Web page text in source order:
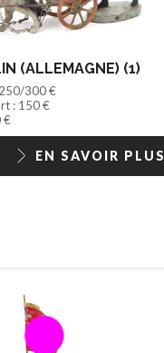
(ALLEMAGNE) (1)
300 €
: 150 €
€
EN SAVOIR PLUS